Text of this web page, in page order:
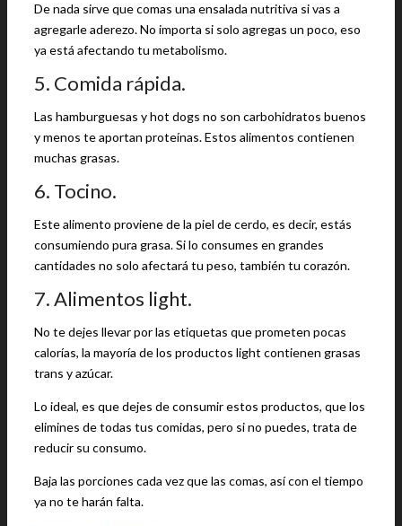
De nada sirve que comas una ensalada nutritiva si vas a
agregarle aderezo. No importa si solo agregas un poco, eso
ya está afectando tu metabolismo.
5. Comida rápida.
Las hamburguesas y hot dogs no son carbohidratos buenos
y menos te aportan proteínas. Estos alimentos contienen
muchas grasas.
6. Tocino.
Este alimento proviene de la piel de cerdo, es decir, estás
consumiendo pura grasa. Si lo consumes en grandes
cantidades no solo afectará tu peso, también tu corazón.
7. Alimentos light.
No te dejes llevar por las etiquetas que prometen pocas
calorías, la mayoría de los productos light contienen grasas
trans y azúcar.
Lo ideal, es que dejes de consumir estos productos, que los
elimines de todas tus comidas, pero si no puedes, trata de
reducir su consumo.
Baja las porciones cada vez que las comas, así con el tiempo
ya no te harán falta.